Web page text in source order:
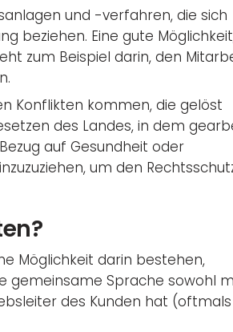
und -verfahren, die sich
beziehen. Eine gute
zum Beispiel darin, den
Konflikten kommen, die gelöst
des Landes, in dem
auf Gesundheit oder
um den
Möglichkeit darin bestehen,
gemeinsame Sprache sowohl
des Kunden hat (oftmals